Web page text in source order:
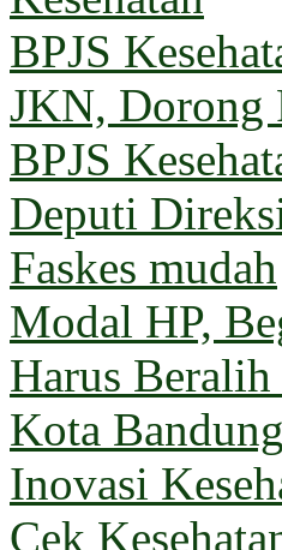
BPJS
JKN, Dorong
BPJS
Deputi
Faskes mudah
Modal HP,
Harus
Kota
Inovasi
Cek